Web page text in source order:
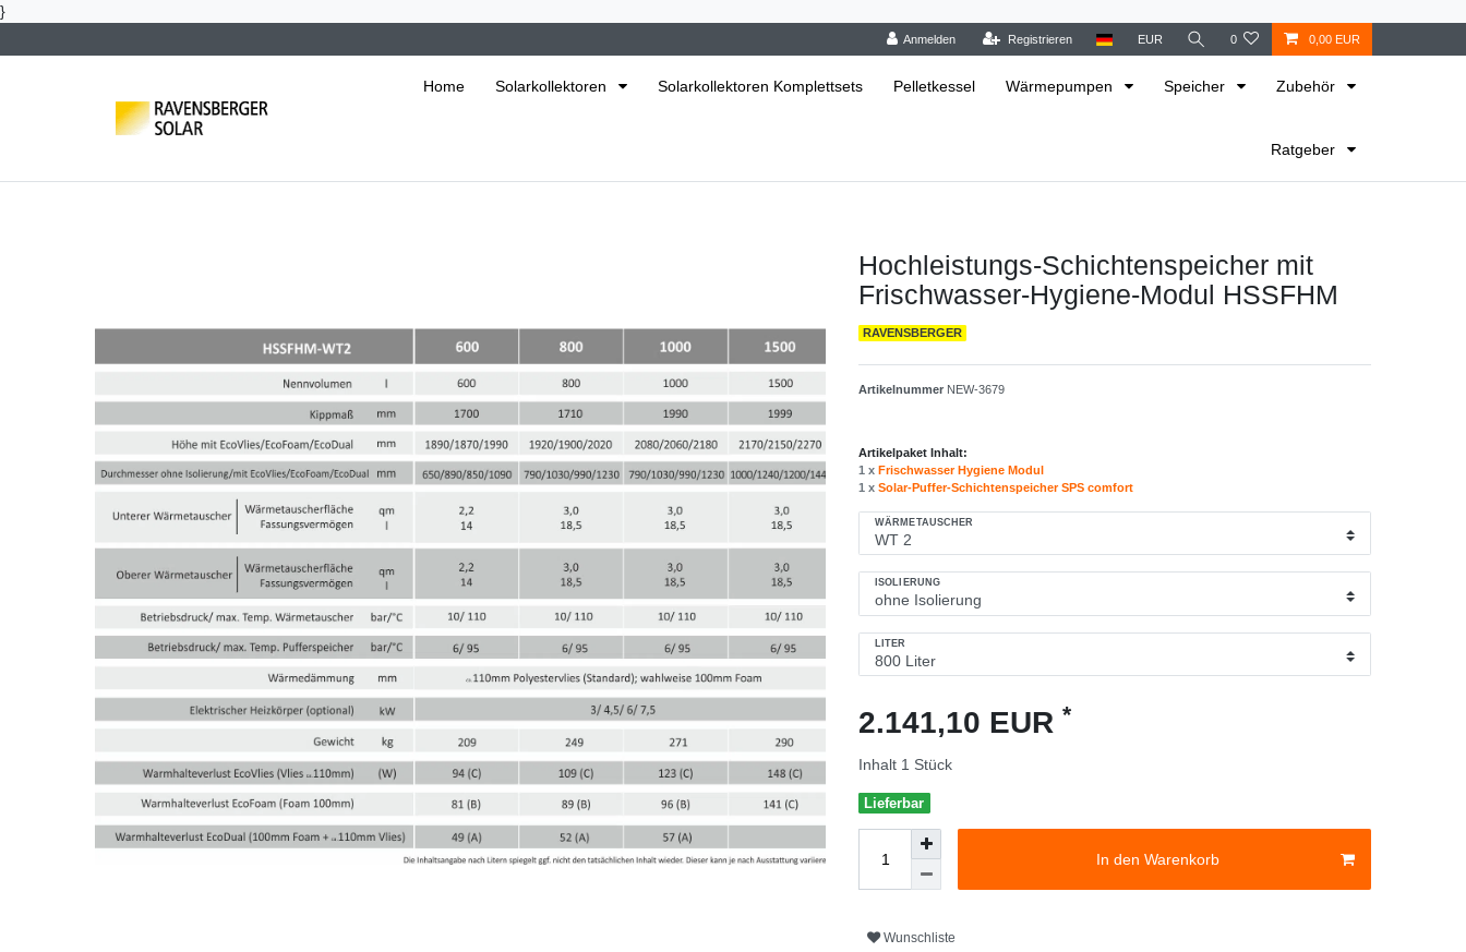
}
Anmelden Registrieren EUR 0 0,00 EUR
Home Solarkollektoren Solarkollektoren Komplettsets Pelletkessel Wärmepumpen Speicher Zubehör
Ratgeber
Hochleistungs-Schichtenspeicher mit
Frischwasser-Hygiene-Modul HSSFHM
RAVENSBERGER
Artikelnummer NEW-3679
Artikelpaket Inhalt:
1 x Frischwasser Hygiene Modul
1 x Solar-Puffer-Schichtenspeicher SPS comfort
WÄRMETAUSCHER
ISOLIERUNG
LITER
2.141,10 EUR *
Inhalt 1 Stück
Lieferbar
In den Warenkorb
Wunschliste